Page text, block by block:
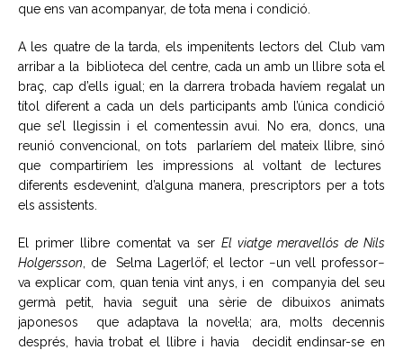
que ens van acompanyar, de tota mena i condició.
A les quatre de la tarda, els impenitents lectors del Club vam
arribar a la biblioteca del centre, cada un amb un llibre sota el
braç, cap d’ells igual; en la darrera trobada havíem regalat un
títol diferent a cada un dels participants amb l’única condició
que se’l llegissin i el comentessin avui. No era, doncs, una
reunió convencional, on tots parlaríem del mateix llibre, sinó
que compartiríem les impressions al voltant de lectures
diferents esdevenint, d’alguna manera, prescriptors per a tots
els assistents.
El primer llibre comentat va ser El viatge meravellós de Nils
Holgersson , de Selma Lagerlöf; el lector −un vell professor−
va explicar com, quan tenia vint anys, i en companyia del seu
germà petit, havia seguit una sèrie de dibuixos animats
japonesos que adaptava la novel·la; ara, molts decennis
després, havia trobat el llibre i havia decidit endinsar-se en